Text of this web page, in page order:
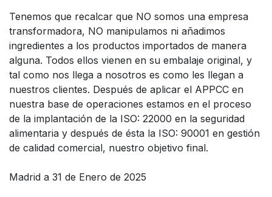
Tenemos que recalcar que NO somos una empresa
transformadora, NO manipulamos ni añadimos
ingredientes a los productos importados de manera
alguna. Todos ellos vienen en su embalaje original, y
tal como nos llega a nosotros es como les llegan a
nuestros clientes. Después de aplicar el APPCC en
nuestra base de operaciones estamos en el proceso
de la implantación de la ISO: 22000 en la seguridad
alimentaria y después de ésta la ISO: 90001 en gestión
de calidad comercial, nuestro objetivo final.
Madrid a 31 de Enero de 2025